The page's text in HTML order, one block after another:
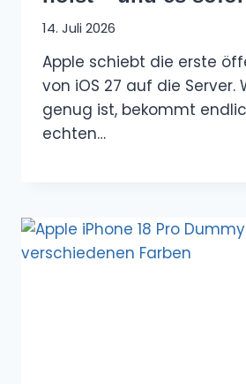
14. Juli 2026
Apple schiebt die erste
von iOS 27 auf die Server.
genug ist, bekommt
echten…